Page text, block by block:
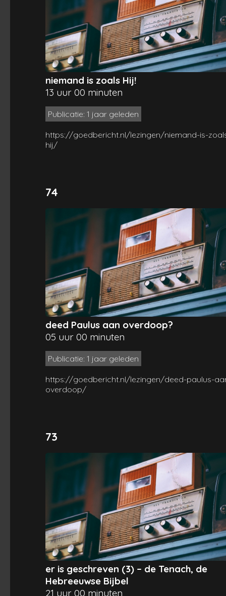
niemand is zoals Hij!
13 uur 00 minuten
Publicatie: 1 jaar geleden
https://goedbericht.nl/lezingen/niemand-is-
hij/
74
deed Paulus aan overdoop?
05 uur 00 minuten
Publicatie: 1 jaar geleden
https://goedbericht.nl/lezingen/deed-paulus-
overdoop/
73
er is geschreven (3) – de Tenach, de
Hebreeuwse Bijbel
21 uur 00 minuten